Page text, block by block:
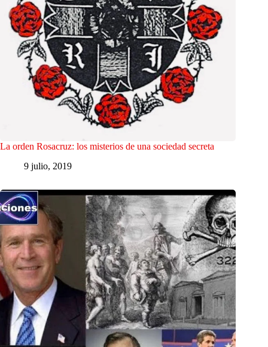
La orden Rosacruz: los misterios de una sociedad secreta
9 julio, 2019